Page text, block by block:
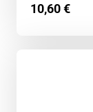
10,60€